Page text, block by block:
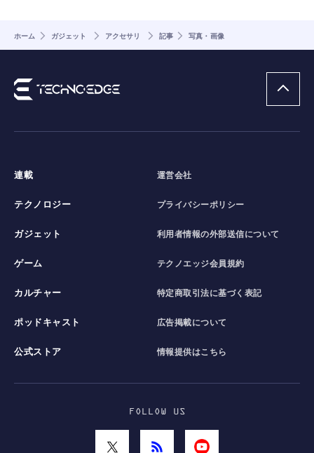
ホーム ガジェット アクセサリ 記事 写真・画像
連載
テクノロジー
ガジェット
ゲーム
カルチャー
ポッドキャスト
公式ストア
運営会社
プライバシーポリシー
利用者情報の外部送信について
テクノエッジ会員規約
特定商取引法に基づく表記
広告掲載について
情報提供はこちら
FOLLOW US